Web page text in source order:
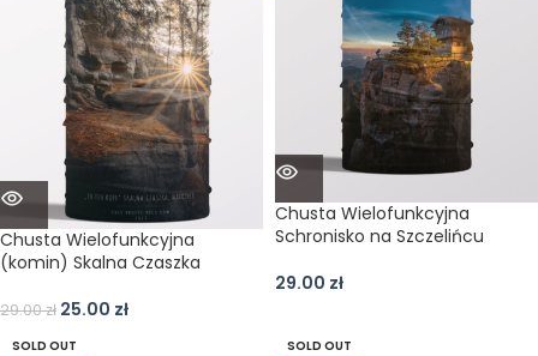
Chusta Wielofunkcyjna
(komin) Skalna Czaszka
29.00zł 25.00 zł
Chusta Wielofunkcyjna
Schronisko na Szczelińcu
29.00 zł
SOLD OUT
SOLD OUT